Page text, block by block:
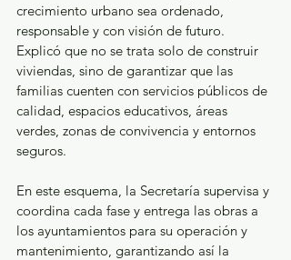
crecimiento urbano sea ordenado,
responsable y con visión de futuro.
Explicó que no se trata solo de construir
viviendas, sino de garantizar que las
familias cuenten con servicios públicos de
calidad, espacios educativos, áreas
verdes, zonas de convivencia y entornos
seguros.
En este esquema, la Secretaría supervisa y
coordina cada fase y entrega las obras a
los ayuntamientos para su operación y
mantenimiento, garantizando así la